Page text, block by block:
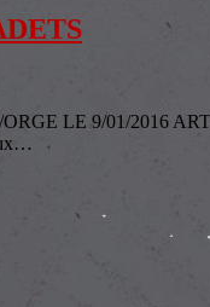
LE 9/01/2016
…